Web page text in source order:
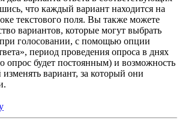
что каждый вариант находится на
текстового поля. Вы также можете
вариантов, которые могут выбрать
при голосовании, с помощью опции
период проведения опроса в днях
опрос будет постоянным) и возможность
изменять вариант, за который они